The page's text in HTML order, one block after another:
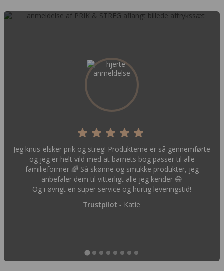
Jeg knus-elsker prik og streg! Produkterne er så gennemførte
og jeg er helt vild med at barnets bog passer til alle
familieformer 🌈 Så skønne og smukke produkter, jeg
anbefaler dem til vitterligt alle jeg kender 😄
Og i øvrigt en super service og hurtig leveringstid!
Trustpilot - Katie